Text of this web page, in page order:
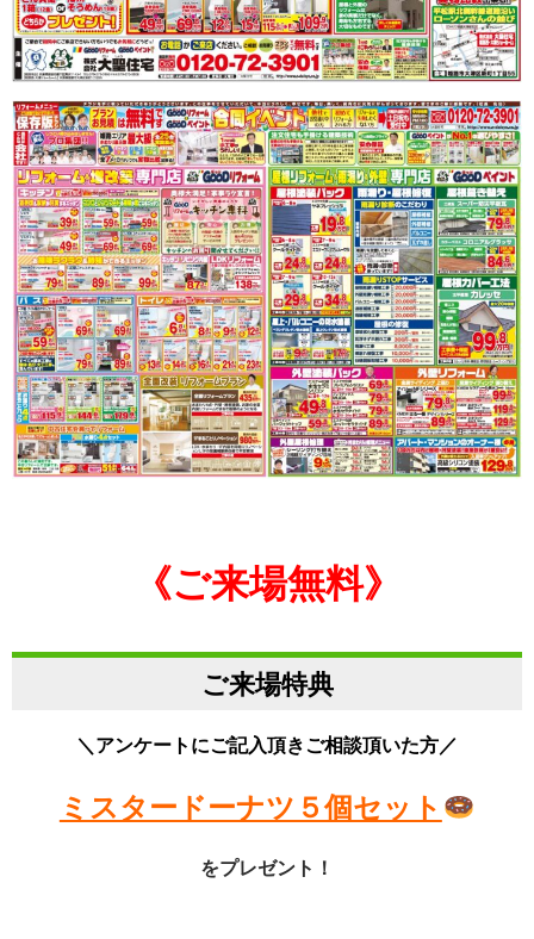
《ご来場無料》
ご来場特典
＼アンケートにご記入頂きご相談頂いた方／
ミスタードーナツ５個セット
をプレゼント！